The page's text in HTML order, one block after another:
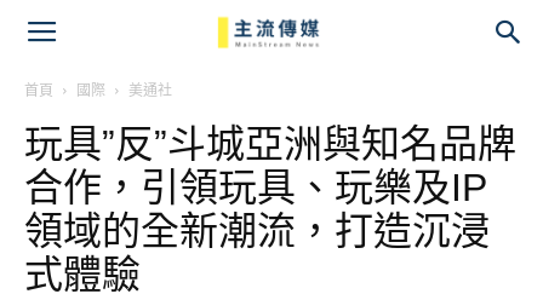
首頁 國際 美通社
玩具”反”斗城亞洲與知名品牌
合作，引領玩具、玩樂及IP
領域的全新潮流，打造沉浸
式體驗